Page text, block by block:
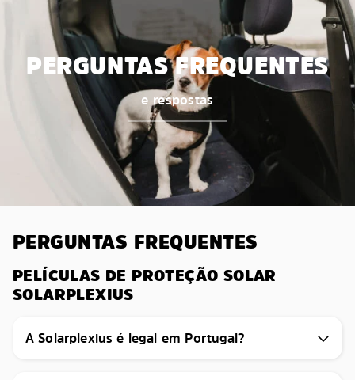
PERGUNTAS FREQUENTES
e respostas
PERGUNTAS FREQUENTES
PELÍCULAS DE PROTEÇÃO SOLAR
SOLARPLEXIUS
A Solarplexius é legal em Portugal?